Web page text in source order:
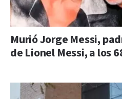
Murió Jorge Messi,
de Lionel Messi, a los